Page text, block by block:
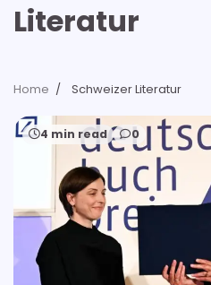
Literatur
Home Schweizer Literatur
4 min read 0